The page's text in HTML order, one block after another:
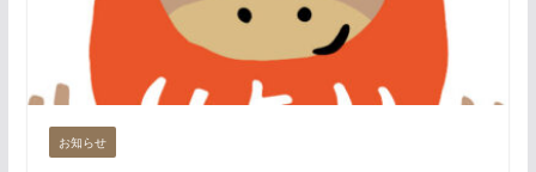
お知らせ